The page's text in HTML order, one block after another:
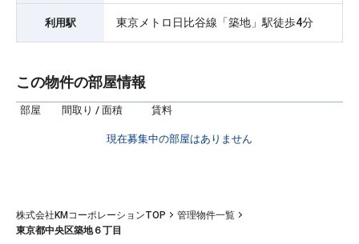
利用駅 東京メトロ日比谷線「築地」駅徒歩4分
この物件の部屋情報
部屋 間取り / 面積 賃料
現在募集中の部屋はありません
株式会社KMコーポレーションTOP
管理物件一覧
東京都中央区築地６丁目